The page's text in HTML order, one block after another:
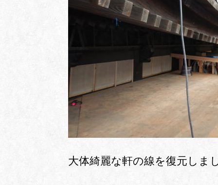
大体綺麗な軒の線を復元しま